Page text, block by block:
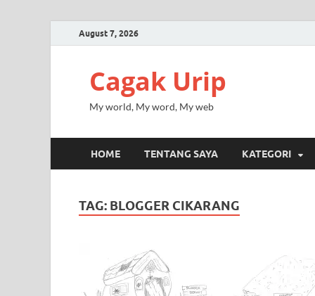
August 7, 2026
Cagak Urip
My world, My word, My web
HOME TENTANG SAYA KATEGORI
TAG: BLOGGER CIKARANG